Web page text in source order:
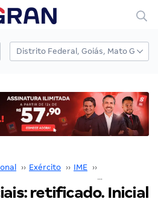
›› Exército ›› IME ››
retificado. Inicial